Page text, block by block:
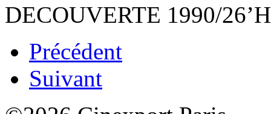
DECOUVERTE 1990/
Précédent
Suivant